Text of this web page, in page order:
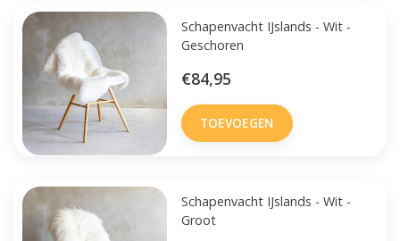
Schapenvacht IJslands - Wit -
Geschoren
€84,95
TOEVOEGEN
Schapenvacht IJslands - Wit -
Groot